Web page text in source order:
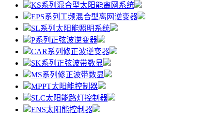
KS系列混合型太阳能离网系统
EPS系列工频混合型离网逆变器
SL系列太阳能照明系统
P系列正弦波逆变器
CAR系列修正波逆变器
SK系列正弦波带数显
MS系列修正波带数显
MPPT太阳能控制器
SLC太阳能路灯控制器
ENS太阳能控制器